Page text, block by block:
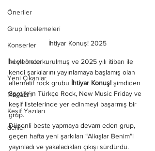
Öneriler
Grup İncelemeleri
Konserler
İncelemeler
Yeni Çıkanlar
Magazin
Keşif Yazıları
deliler
İhtiyar Konuş! 2025
İki yıl önce kurulmuş ve 2025 yılı itibarı ile
kendi şarkılarını yayınlamaya başlamış olan
alternatif rock grubu İhtiyar Konuş! şimdiden
Spotify’ın Türkçe Rock, New Music Friday ve
keşif listelerinde yer edinmeyi başarmış bir
grup.
Düzenli beste yapmaya devam eden grup,
geçen hafta yeni şarkıları “Alkışlar Benim”i
yayınladı ve yakaladıkları çıkışı sürdürdü.